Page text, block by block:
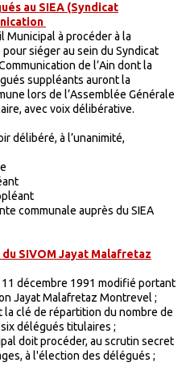
au SIEA (Syndicat
Municipal à procéder à la
siéger au sein du Syndicat
de l’Ain dont la
suppléants auront la
lors de l’Assemblée Générale
avec voix délibérative.
délibéré, à l’unanimité,
communale auprès du SIEA
SIVOM Jayat Malafretaz
décembre 1991 modifié portant
Jayat Malafretaz Montrevel ;
clé de répartition du nombre de
délégués titulaires ;
doit procéder, au scrutin secret
à l'élection des délégués ;